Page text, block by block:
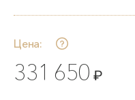
Цена:
331 650 ₽